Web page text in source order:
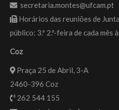
secretaria.montes@ufcam.pt
Horários das reuniões de
público: 3.ª 2.ª-feira de cada mês
Coz
Praça 25 de Abril, 3-A
2460-396 Coz
262 544 155